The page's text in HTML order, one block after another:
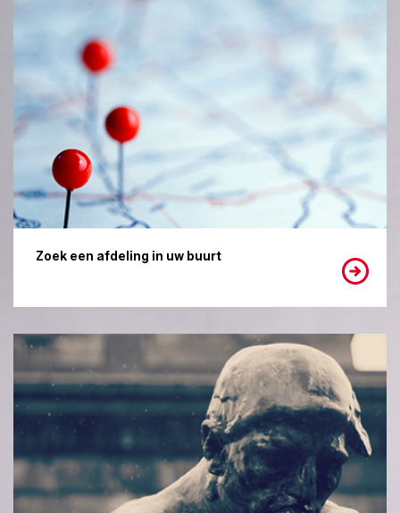
Zoek een afdeling in uw buurt